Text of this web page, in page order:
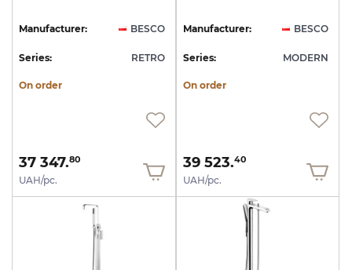
Manufacturer: BESCO
Series: RETRO
On order
37 347.80
UAH/pc.
Manufacturer: BESCO
Series: MODERN
On order
39 523.40
UAH/pc.